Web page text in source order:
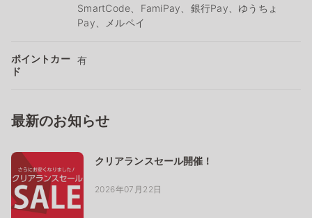
SmartCode、FamiPay、銀行Pay、ゆうちょ
Pay、メルペイ
ポイントカー
ド
有
最新のお知らせ
クリアランスセール開催！
2026年07月22日